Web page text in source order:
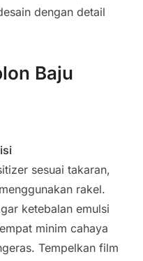
dengan detail
Baju
sesuai takaran,
rakel.
ketebalan emulsi
minim cahaya
Tempelkan film